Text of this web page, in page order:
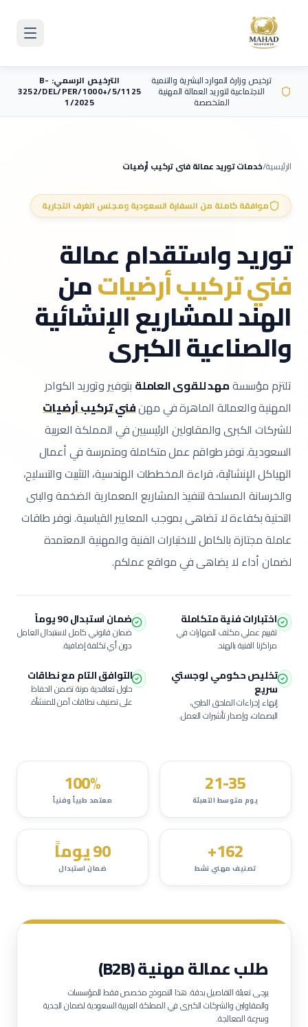
ترخيص وزارة الموارد البشرية والتنمية
الاجتماعية لتوريد العمالة المهنية
المتخصصة
الترخيص الرسمي: B-
3252/DEL/PER/1000+/5/1125
1/2025
الرئيسية/خدمات توريد عمالةفني تركيب أرضيات
موافقة كاملة من السفارة السعودية ومجلس الغرف التجارية
توريد واستقدام عمالة
فني تركيب أرضياتمن
الهند للمشاريع الإنشائية
والصناعية الكبرى
تلتزم مؤسسةمهد للقوى العاملة بتوفير وتوريد الكوادر
المهنية والعمالة الماهرة في مهنفني تركيب أرضيات
للشركات الكبرى والمقاولين الرئيسيين في المملكة العربية
السعودية.نوفر طواقم عمل متكاملة ومتمرسة في أعمال
الهياكل الإنشائية، قراءة المخططات الهندسية، التثبيت والتسليح،
والخرسانة المسلحة لتنفيذ المشاريع المعمارية الضخمة والبنى
التحتية بكفاءة لا تضاهى بموجب المعايير القياسية.نوفر طاقات
عاملة مجتازة بالكامل للاختبارات الفنية والمهنية المعتمدة
لضمان أداء لا يضاهى في مواقع عملكم.
اختبارات فنية متكاملة
تقييم عملي مكثف للمهارات في
مراكزنا الفنية بالهند.
ضمان استبدال 90 يوماً
ضمان قانوني كامل لاستبدال العامل
دون أي تكلفة إضافية.
تخليص حكومي لوجستي
سريع
إنهاء إجراءات الملحق الطبي،
البصمات، وإصدار تأشيرات العمل.
التوافق التام مع نطاقات
حلول تعاقدية مرنة تضمن الحفاظ
على تصنيف نطاقات آمن للمنشأة.
21-35
يوم متوسط التعبئة
100%
معتمد طبياً وفنياً
162+
تصنيف مهني نشط
90 يوماً
ضمان استبدال
طلب عمالة مهنية (B2B)
يرجى تعبئة التفاصيل بدقة. هذا النموذج مخصص فقط للمؤسسات
والمقاولين والشركات الكبرى في المملكة العربية السعودية لضمان الجدية
وسرعة المعالجة.